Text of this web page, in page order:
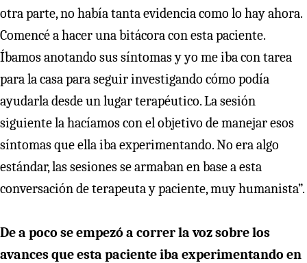
otra parte, no había tanta evidencia como lo hay ahora.
Comencé a hacer una bitácora con esta paciente.
Íbamos anotando sus síntomas y yo me iba con tarea
para la casa para seguir investigando cómo podía
ayudarla desde un lugar terapéutico. La sesión
siguiente la hacíamos con el objetivo de manejar esos
síntomas que ella iba experimentando. No era algo
estándar, las sesiones se armaban en base a esta
conversación de terapeuta y paciente, muy humanista”.
De a poco se empezó a correr la voz sobre los
avances que esta paciente iba experimentando en